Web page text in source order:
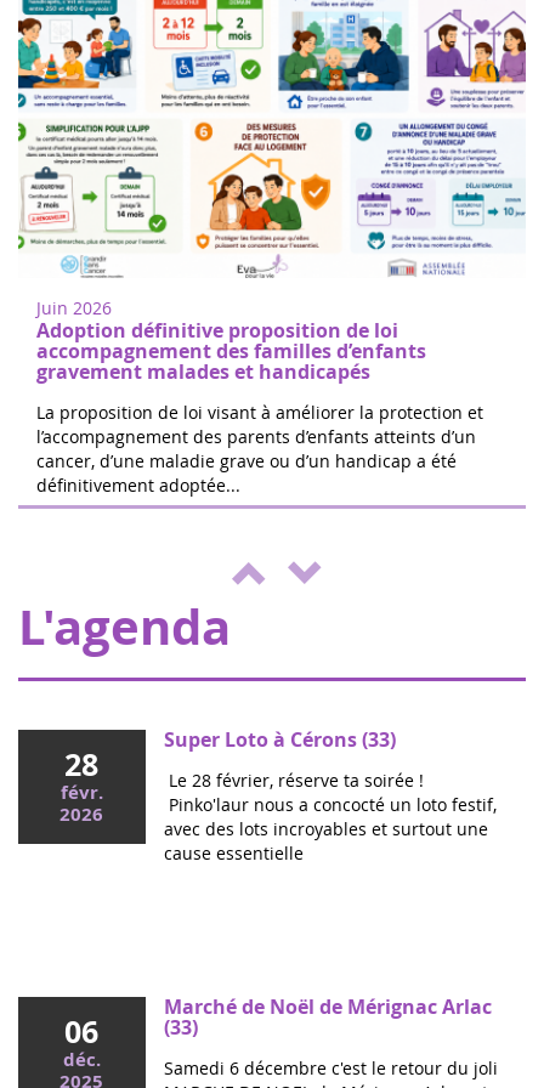
Juin 2026
Adoption définitive proposition de loi
accompagnement des familles d’enfants
gravement malades et handicapés
La proposition de loi visant à améliorer la protection et
l’accompagnement des parents d’enfants atteints d’un
cancer, d’une maladie grave ou d’un handicap a été
définitivement adoptée...
Ce mercredi, le député Vincent Thiébaut organisait avec
Grandir Sans Cancer et Eva pour la vie le colloque "Dons
de vie et lutte contre les cancers, maladies graves et
handicaps de l'enfant" à l'...
L'agenda
18
juin
2022
Femmes de coeur à Nogent sur
Oise
Marchez ou courez pour soutenir la
Paris.Inscription gratuite sur place. ...
04
Les 24h de Boissy le Cutté
L'équipe de Running Pour L'espoir
d'animations au profit d'Eva pour la vie et
de l'ENVOL, pour soutenir les enfants m...
28
févr.
2026
Super Loto à Cérons (33)
Le 28 février, réserve ta soirée !
Pinko'laur nous a concocté un loto festif,
avec des lots incroyables et surtout une
cause essentielle
06
déc.
2025
Marché de Noël de Mérignac Arlac
(33)
Samedi 6 décembre c'est le retour du joli